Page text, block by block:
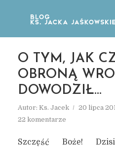
O TYM, JAK
OBRONĄ
DOWODZIŁ…
Autor: Ks. Jacek 20 lipca
22 komentarze
Szczęść Boże!